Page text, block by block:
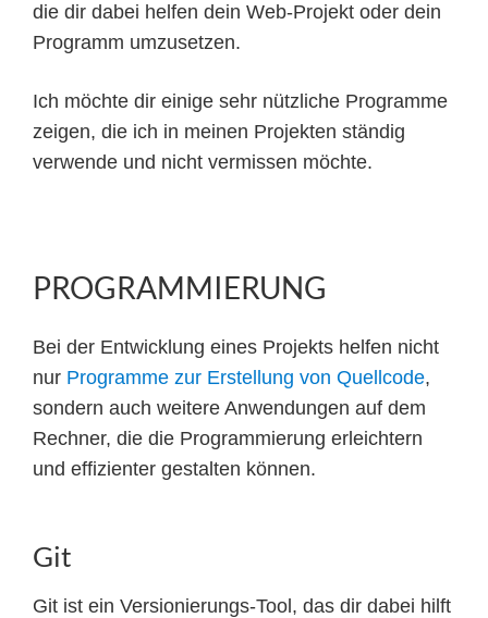
die dir dabei helfen dein Web-Projekt oder dein
Programm umzusetzen.
Ich möchte dir einige sehr nützliche Programme
zeigen, die ich in meinen Projekten ständig
verwende und nicht vermissen möchte.
PROGRAMMIERUNG
Bei der Entwicklung eines Projekts helfen nicht
nur Programme zur Erstellung von Quellcode,
sondern auch weitere Anwendungen auf dem
Rechner, die die Programmierung erleichtern
und effizienter gestalten können.
Git
Git ist ein Versionierungs-Tool, das dir dabei hilft